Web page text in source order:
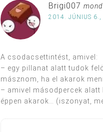
Brigi007
2014. JÚNIUS 6.,
A csodacsettintést, amivel:
– egy pillanat alatt tudok
másznom, ha el akarok
– amivel másodpercek alatt
éppen akarok… (iszonyat,